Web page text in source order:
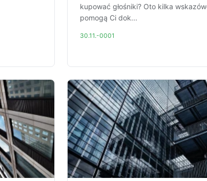
kupować głośniki? Oto kilka
pomogą Ci dok...
30.11.-0001